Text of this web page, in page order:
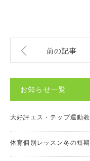
前の記事
お知らせ一覧
大好評エス・テップ運動
体育個別レッスン冬の短